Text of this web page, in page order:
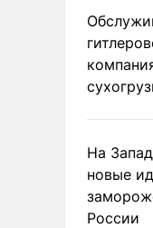
На
новые
России